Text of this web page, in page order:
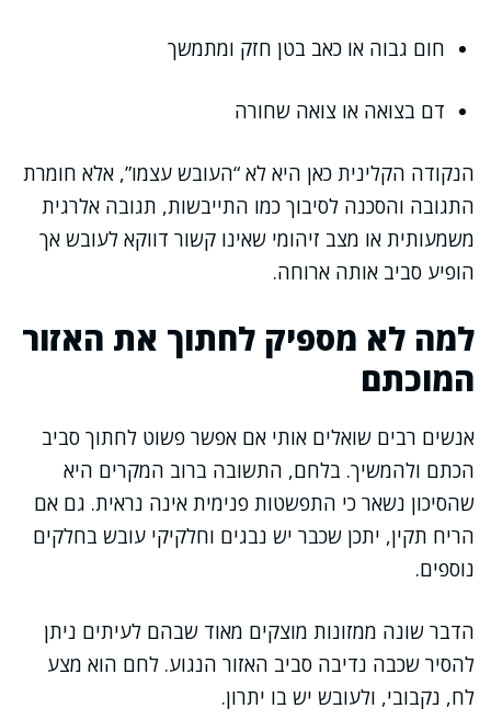
חום גבוה או כאב בטן חזק ומתמשך
דם בצואה או צואה שחורה
הנקודה הקלינית כאן היא לא “העובש עצמו”, אלא חומרת
התגובה והסכנה לסיבוך כמו התייבשות, תגובה אלרגית
משמעותית או מצב זיהומי שאינו קשור דווקא לעובש אך
הופיע סביב אותה ארוחה.
למה לא מספיק לחתוך את האזור
המוכתם
אנשים רבים שואלים אותי אם אפשר פשוט לחתוך סביב
הכתם ולהמשיך. בלחם, התשובה ברוב המקרים היא
שהסיכון נשאר כי התפשטות פנימית אינה נראית. גם אם
הריח תקין, יתכן שכבר יש נבגים וחלקיקי עובש בחלקים
נוספים.
הדבר שונה ממזונות מוצקים מאוד שבהם לעיתים ניתן
להסיר שכבה נדיבה סביב האזור הנגוע. לחם הוא מצע
לח, נקבובי, ולעובש יש בו יתרון.